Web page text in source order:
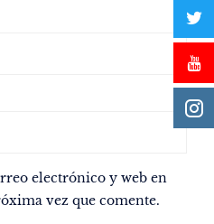
electrónico y web en
vez que comente.